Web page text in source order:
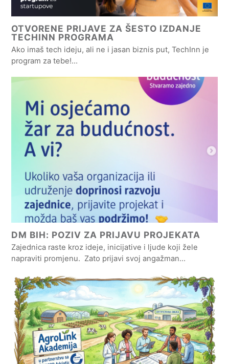
OTVORENE PRIJAVE ZA ŠESTO IZDANJE
TECHINN PROGRAMA
Ako imaš tech ideju, ali ne i jasan biznis put, TechInn je
program za tebe!…
DM BIH: POZIV ZA PRIJAVU PROJEKATA
Zajednica raste kroz ideje, inicijative i ljude koji žele
napraviti promjenu. Zato prijavi svoj angažman…